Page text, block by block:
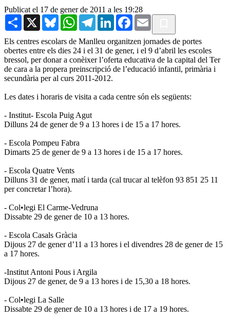
Publicat el 17 de gener de 2011 a les 19:28
Share X BlueskyWhatsAppTelegramLinkedInFacebook
Email
Els centres escolars de Manlleu organitzen jornades de portes
obertes entre els dies 24 i el 31 de gener, i el 9 d’abril les escoles
bressol, per donar a conèixer l’oferta educativa de la capital del Ter
de cara a la propera preinscripció de l’educació infantil, primària i
secundària per al curs 2011-2012.
Les dates i horaris de visita a cada centre són els següents:
- Institut- Escola Puig Agut
Dilluns 24 de gener de 9 a 13 hores i de 15 a 17 hores.
- Escola Pompeu Fabra
Dimarts 25 de gener de 9 a 13 hores i de 15 a 17 hores.
- Escola Quatre Vents
Dilluns 31 de gener, matí i tarda (cal trucar al telèfon 93 851 25 11
per concretar l’hora).
- Col•legi El Carme-Vedruna
Dissabte 29 de gener de 10 a 13 hores.
- Escola Casals Gràcia
Dijous 27 de gener d’11 a 13 hores i el divendres 28 de gener de 15
a 17 hores.
-Institut Antoni Pous i Argila
Dijous 27 de gener, de 9 a 13 hores i de 15,30 a 18 hores.
- Col•legi La Salle
Dissabte 29 de gener de 10 a 13 hores i de 17 a 19 hores.